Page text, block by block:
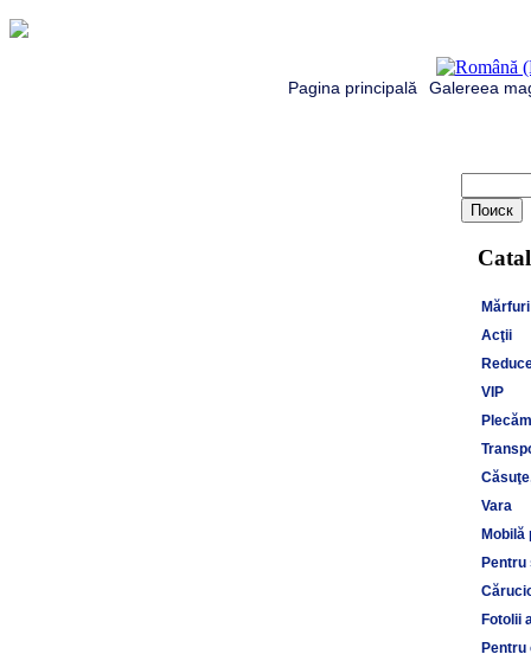
Pagina principală Galereea
Acţii
VIP
Vara
Mobilă
Pentru
Fotolii